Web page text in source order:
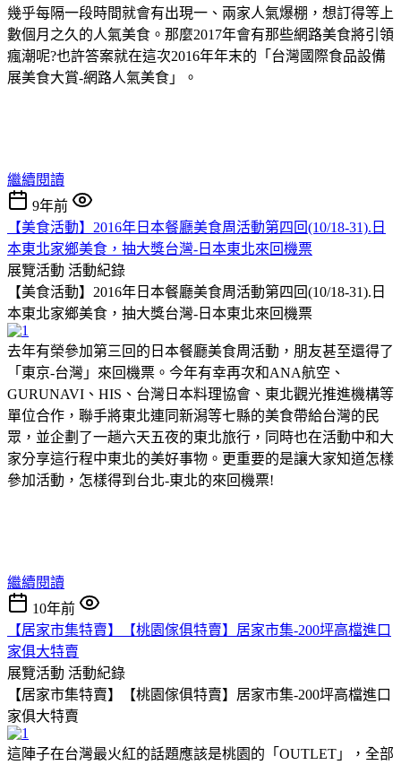
幾乎每隔一段時間就會有出現一、兩家人氣爆棚，想訂得等上
數個月之久的人氣美食。那麼2017年會有那些網路美食將引領
瘋潮呢?也許答案就在這次2016年年末的「台灣國際食品設備
展美食大賞-網路人氣美食」。
繼續閱讀
9年前
【美食活動】2016年日本餐廳美食周活動第四回(10/18-31).日
本東北家鄉美食，抽大獎台灣-日本東北來回機票
展覽活動 活動紀錄
【美食活動】2016年日本餐廳美食周活動第四回(10/18-31).日
本東北家鄉美食，抽大獎台灣-日本東北來回機票
去年有榮參加第三回的日本餐廳美食周活動，朋友甚至還得了
「東京-台灣」來回機票。今年有幸再次和ANA航空、
GURUNAVI、HIS、台灣日本料理協會、東北觀光推進機構等
單位合作，聯手將東北連同新潟等七縣的美食帶給台灣的民
眾，並企劃了一趟六天五夜的東北旅行，同時也在活動中和大
家分享這行程中東北的美好事物。更重要的是讓大家知道怎樣
參加活動，怎樣得到台北-東北的來回機票!
繼續閱讀
10年前
【居家市集特賣】【桃園傢俱特賣】居家市集-200坪高檔進口
家俱大特賣
展覽活動 活動紀錄
【居家市集特賣】【桃園傢俱特賣】居家市集-200坪高檔進口
家俱大特賣
這陣子在台灣最火紅的話題應該是桃園的「OUTLET」，全部